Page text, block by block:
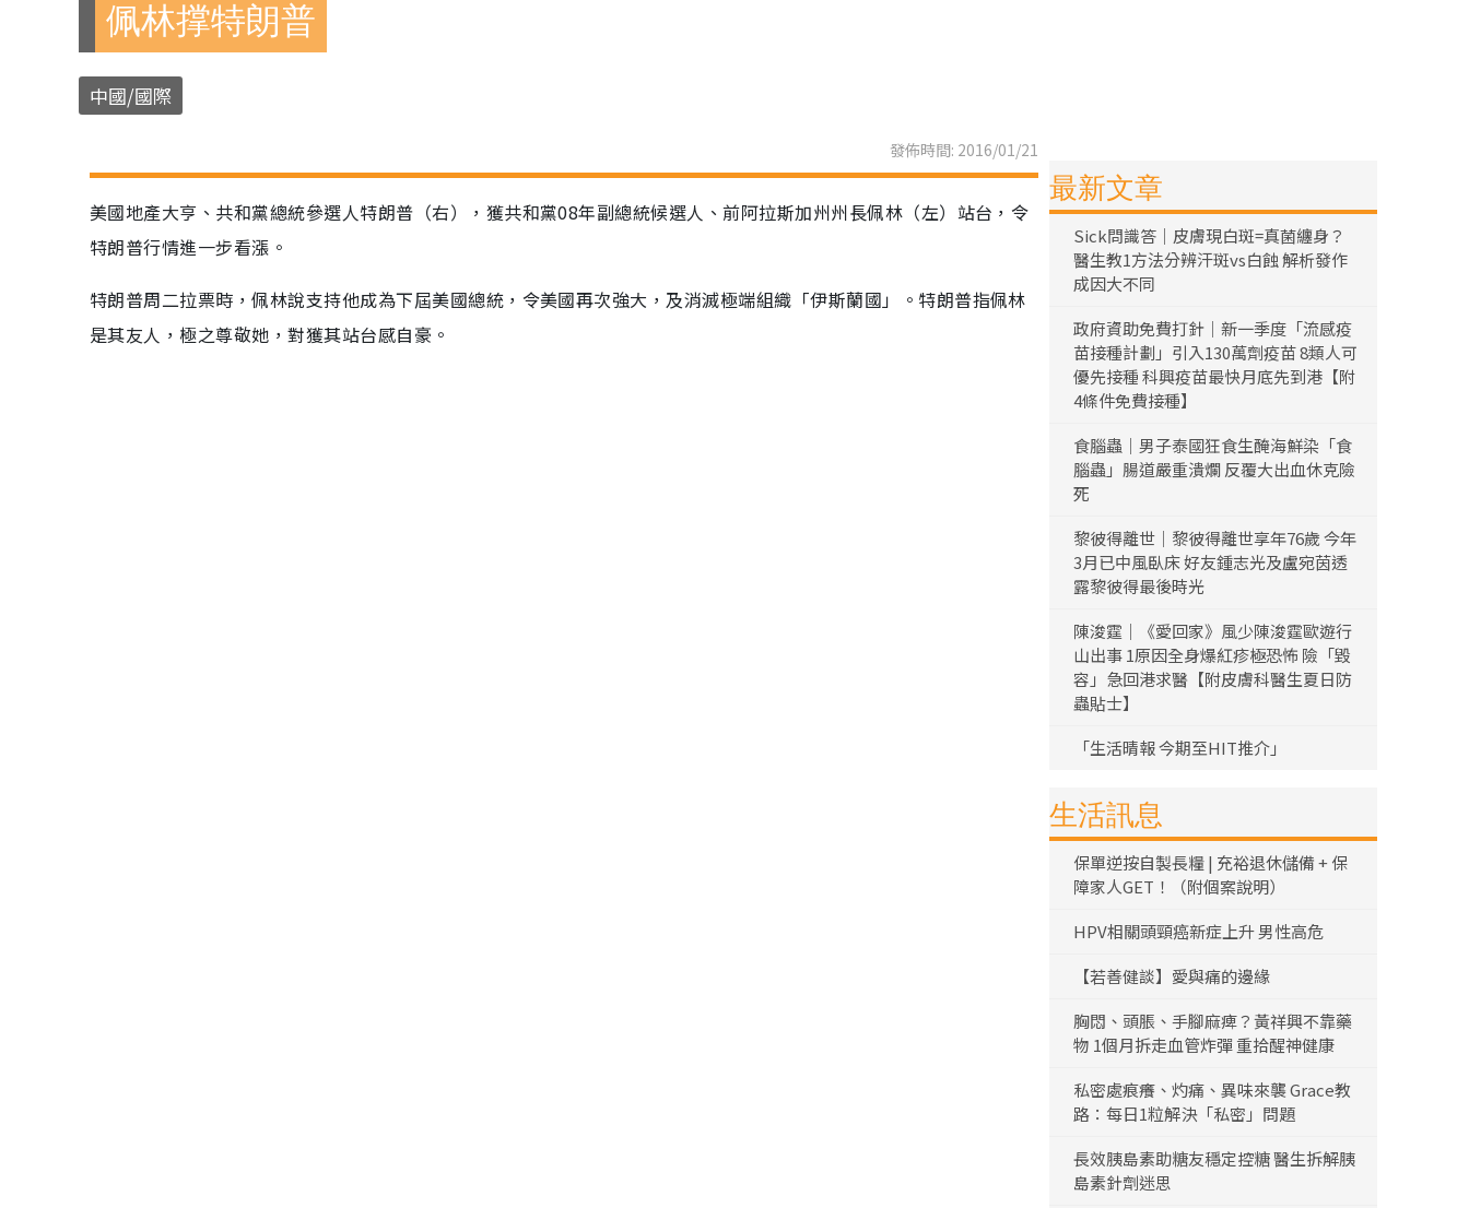
佩林撑特朗普
中國/國際
發佈時間: 2016/01/21
美國地產大亨、共和黨總統參選人特朗普（右），獲共和黨08年副總統候選人、前阿拉斯加州州長佩林（左）站台，令
特朗普行情進一步看漲。
特朗普周二拉票時，佩林說支持他成為下屆美國總統，令美國再次強大，及消滅極端組織「伊斯蘭國」。特朗普指佩林
是其友人，極之尊敬她，對獲其站台感自豪。
最新文章
Sick問識答｜皮膚現白斑=真菌纏身？
醫生教1方法分辨汗斑vs白蝕 解析發作
成因大不同
政府資助免費打針｜新一季度「流感疫
苗接種計劃」引入130萬劑疫苗 8類人可
優先接種 科興疫苗最快月底先到港【附
4條件免費接種】
食腦蟲｜男子泰國狂食生醃海鮮染「食
腦蟲」腸道嚴重潰爛 反覆大出血休克險
死
黎彼得離世｜黎彼得離世享年76歲 今年
3月已中風臥床 好友鍾志光及盧宛茵透
露黎彼得最後時光
陳浚霆｜《愛回家》風少陳浚霆歐遊行
山出事 1原因全身爆紅疹極恐怖 險「毀
容」急回港求醫【附皮膚科醫生夏日防
蟲貼士】
「生活晴報 今期至HIT推介」
生活訊息
保單逆按自製長糧 | 充裕退休儲備 + 保
障家人GET！（附個案說明）
HPV相關頭頸癌新症上升 男性高危
【若善健談】愛與痛的邊緣
胸悶、頭脹、手腳麻痺？黃祥興不靠藥
物 1個月拆走血管炸彈 重拾醒神健康
私密處痕癢、灼痛、異味來襲 Grace教
路：每日1粒解決「私密」問題
長效胰島素助糖友穩定控糖 醫生拆解胰
島素針劑迷思